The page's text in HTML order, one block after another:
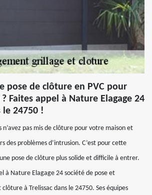
pose de clôture en PVC pour
Faites appel à Nature Elagage 24
le 24750 !
n’avez pas mis de clôture pour votre maison et
des problèmes d’intrusion. C’est pour cette
pose de clôture plus solide et difficile à entrer.
à Nature Elagage 24 société de pose et
à Trelissac dans le 24750. Ses équipes